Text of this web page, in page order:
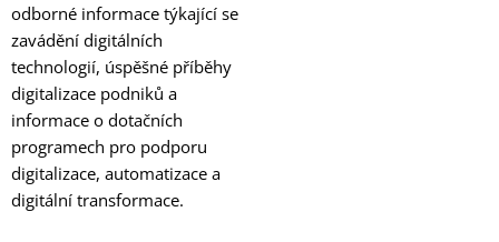
odborné informace týkající se
zavádění digitálních
technologií, úspěšné příběhy
digitalizace podniků a
informace o dotačních
programech pro podporu
digitalizace, automatizace a
digitální transformace.